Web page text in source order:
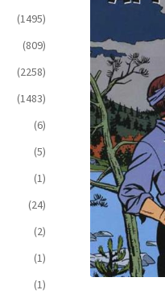
(1495)
(809)
(2258)
(1483)
(6)
(5)
(1)
(24)
(2)
(1)
(1)